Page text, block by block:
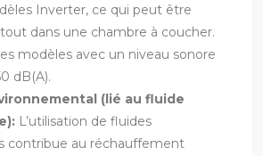
Inverter, ce qui peut être
dans une chambre à coucher.
modèles avec un niveau sonore
dB(A).
(lié au fluide
L’utilisation de fluides
contribue au réchauffement